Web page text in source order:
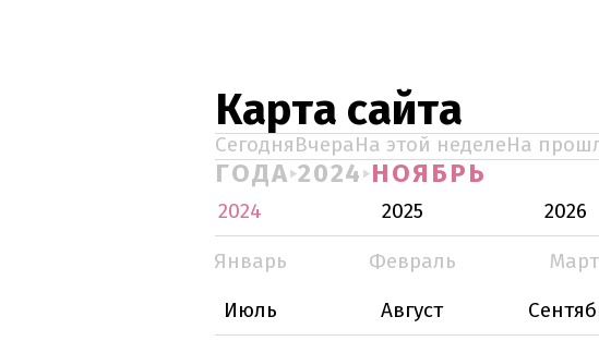
Карта сайта
СегодняВчераНа этой неделеНа
ГОДА 2024 НОЯБРЬ
2024 2025
2026
Январь
Февраль Март
Июль
Август